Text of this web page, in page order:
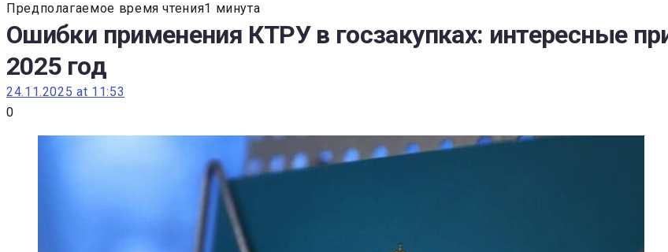
Предполагаемое время чтения1 минута
Ошибки применения КТРУ в госзакупках: интересные
2025 год
24.11.2025 at 11:53
0